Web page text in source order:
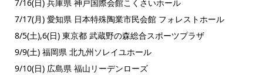
7/16(日) 兵庫県 神戸国際会館こくさいホール
7/17(月) 愛知県 日本特殊陶業市民会館 フォレストホール
8/5(土),6(日) 東京都 武蔵野の森総合スポーツプラザ
9/9(土) 福岡県 北九州ソレイユホール
9/10(日) 広島県 福山リーデンローズ